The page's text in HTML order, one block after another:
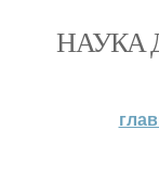
НАУКА